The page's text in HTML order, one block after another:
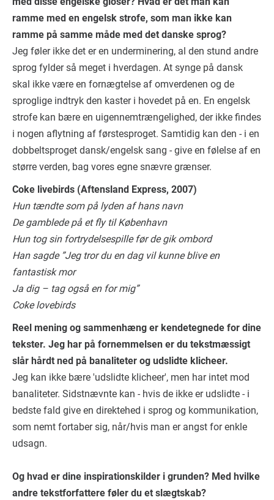
ramme med en engelsk strofe, som man ikke kan
ramme på samme måde med det danske sprog?
Jeg føler ikke det er en underminering, al den stund andre
sprog fylder så meget i hverdagen. At synge på dansk
skal ikke være en fornægtelse af omverdenen og de
sproglige indtryk den kaster i hovedet på en. En engelsk
strofe kan bære en uigennemtrængelighed, der ikke findes
i nogen aflytning af førstesproget. Samtidig kan den - i en
dobbeltsproget dansk/engelsk sang - give en følelse af en
større verden, bag vores egne snævre grænser.
Coke livebirds (Aftensland Express, 2007)
Hun tændte som på lyden af hans navn
De gamblede på et fly til København
Hun tog sin fortrydelsespille før de gik ombord
Han sagde ”Jeg tror du en dag vil kunne blive en
fantastisk mor
Ja dig – tag også en for mig”
Coke lovebirds
Reel mening og sammenhæng er kendetegnede for dine
tekster. Jeg har på fornemmelsen er du tekstmæssigt
slår hårdt ned på banaliteter og udslidte klicheer.
Jeg kan ikke bære 'udslidte klicheer', men har intet mod
banaliteter. Sidstnævnte kan - hvis de ikke er udslidte - i
bedste fald give en direktehed i sprog og kommunikation,
som nemt fortaber sig, når/hvis man er angst for enkle
udsagn.
Og hvad er dine inspirationskilder i grunden? Med hvilke
andre tekstforfattere føler du et slægtskab?